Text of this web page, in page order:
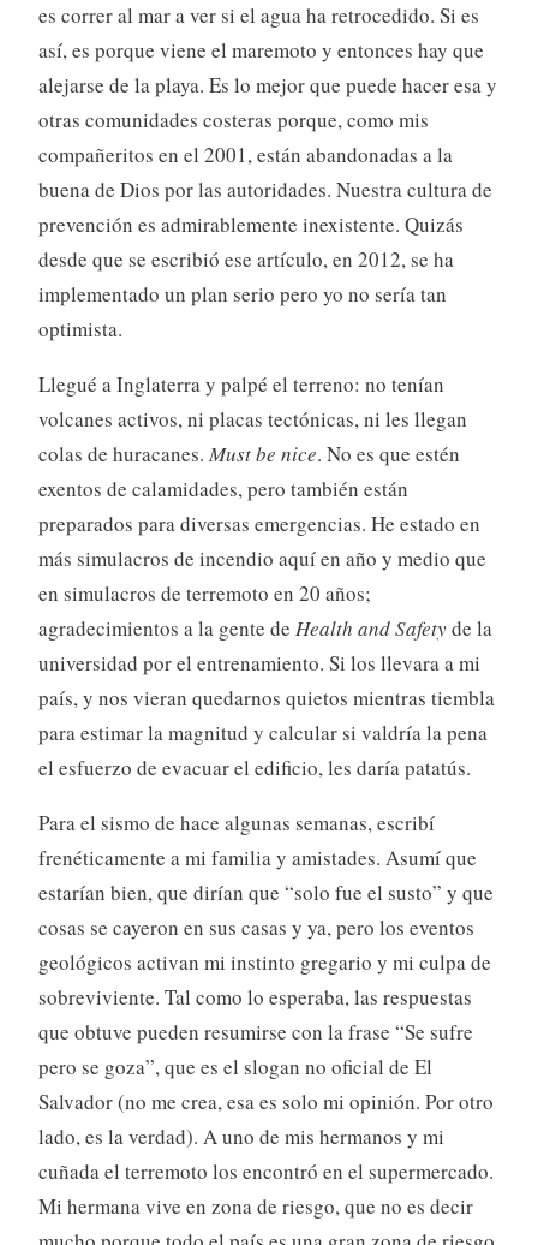
es correr al mar a ver si el agua ha retrocedido. Si es
así, es porque viene el maremoto y entonces hay que
alejarse de la playa. Es lo mejor que puede hacer esa y
otras comunidades costeras porque, como mis
compañeritos en el 2001, están abandonadas a la
buena de Dios por las autoridades. Nuestra cultura de
prevención es admirablemente inexistente. Quizás
desde que se escribió ese artículo, en 2012, se ha
implementado un plan serio pero yo no sería tan
optimista.
Llegué a Inglaterra y palpé el terreno: no tenían
volcanes activos, ni placas tectónicas, ni les llegan
colas de huracanes. Must be nice. No es que estén
exentos de calamidades, pero también están
preparados para diversas emergencias. He estado en
más simulacros de incendio aquí en año y medio que
en simulacros de terremoto en 20 años;
agradecimientos a la gente de Health and Safetyde la
universidad por el entrenamiento. Si los llevara a mi
país, y nos vieran quedarnos quietos mientras tiembla
para estimar la magnitud y calcular si valdría la pena
el esfuerzo de evacuar el edificio, les daría patatús.
Para el sismo de hace algunas semanas, escribí
frenéticamente a mi familia y amistades. Asumí que
estarían bien, que dirían que “solo fue el susto” y que
cosas se cayeron en sus casas y ya, pero los eventos
geológicos activan mi instinto gregario y mi culpa de
sobreviviente. Tal como lo esperaba, las respuestas
que obtuve pueden resumirse con la frase “Se sufre
pero se goza”, que es el slogan no oficial de El
Salvador (no me crea, esa es solo mi opinión. Por otro
lado, es la verdad). A uno de mis hermanos y mi
cuñada el terremoto los encontró en el supermercado.
Mi hermana vive en zona de riesgo, que no es decir